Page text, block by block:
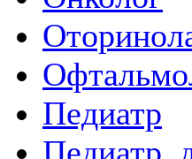
Педиатр